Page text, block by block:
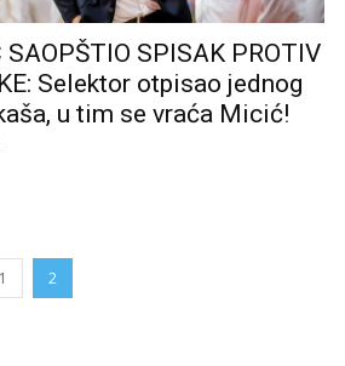
SAOPŠTIO SPISAK PROTIV
Selektor otpisao jednog
u tim se vraća Micić!
1 2